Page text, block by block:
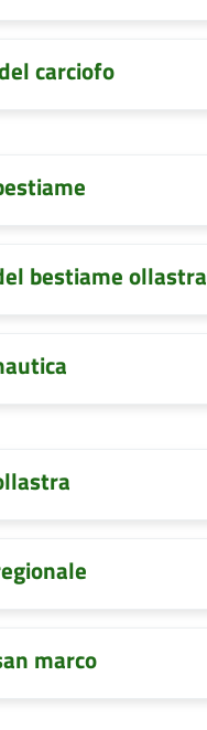
carciofo
bestiame ollastra
marco